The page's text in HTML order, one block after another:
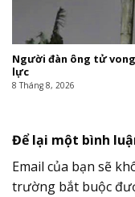
Người đàn ông tử
lực
8 Tháng 8, 2026
Để lại một bình
Email của bạn sẽ
trường bắt buộc